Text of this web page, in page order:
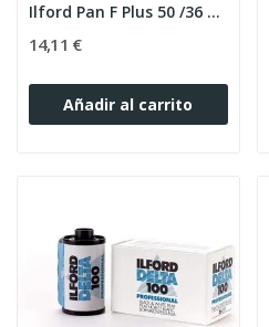
Ilford Pan F Plus 50 /36 exp.
14,11 €
Añadir al carrito